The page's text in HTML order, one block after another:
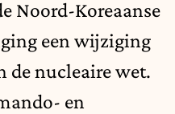
Noord-Koreaanse
een wijziging
de nucleaire wet.
en